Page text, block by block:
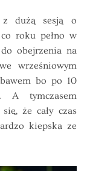
dużą sesją o
roku pełno w
obejrzenia na
wrześniowym
bo po 10
A tymczasem
że cały czas
kiepska ze